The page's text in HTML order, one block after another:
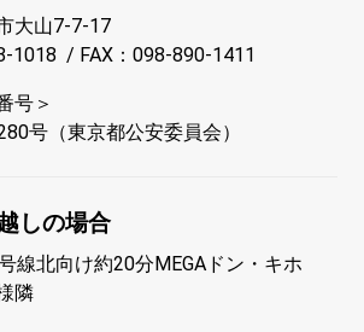
大山7-7-17
1018 / FAX：098-890-1411
号＞
号（東京都公安委員会）
しの場合
線北向け約20分MEGAドン・キホ
隣